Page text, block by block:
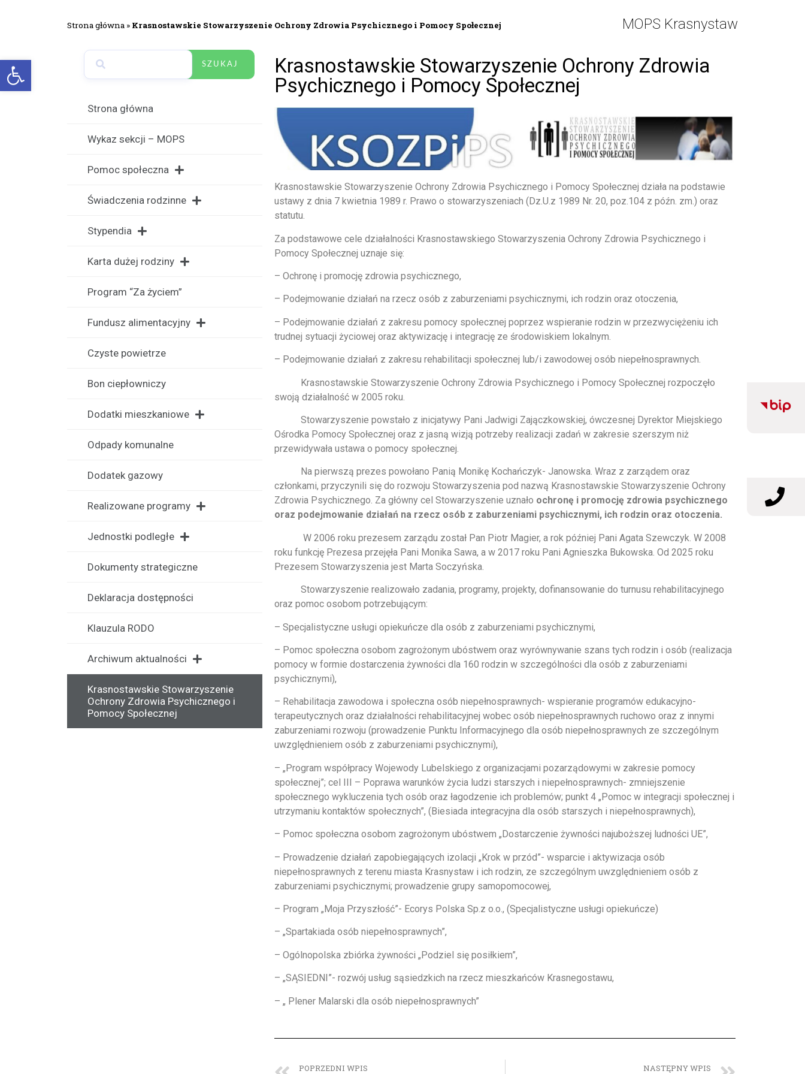
Open toolbar
Strona główna » Krasnostawskie Stowarzyszenie Ochrony Zdrowia Psychicznego i Pomocy Społecznej MOPS Krasnystaw
SZUKAJ
Strona główna
Wykaz sekcji – MOPS
Pomoc społeczna
Świadczenia rodzinne
Stypendia
Karta dużej rodziny
Program “Za życiem”
Fundusz alimentacyjny
Czyste powietrze
Bon ciepłowniczy
Dodatki mieszkaniowe
Odpady komunalne
Dodatek gazowy
Realizowane programy
Jednostki podległe
Dokumenty strategiczne
Deklaracja dostępności
Klauzula RODO
Archiwum aktualności
Krasnostawskie Stowarzyszenie
Ochrony Zdrowia Psychicznego i
Pomocy Społecznej
Krasnostawskie Stowarzyszenie Ochrony Zdrowia
Psychicznego i Pomocy Społecznej
Krasnostawskie Stowarzyszenie Ochrony Zdrowia Psychicznego i Pomocy Społecznej działa na podstawie
ustawy z dnia 7 kwietnia 1989 r. Prawo o stowarzyszeniach (Dz.U.z 1989 Nr. 20, poz.104 z późn. zm.) oraz
statutu.
Za podstawowe cele działalności Krasnostawskiego Stowarzyszenia Ochrony Zdrowia Psychicznego i
Pomocy Społecznej uznaje się:
– Ochronę i promocję zdrowia psychicznego,
– Podejmowanie działań na rzecz osób z zaburzeniami psychicznymi, ich rodzin oraz otoczenia,
– Podejmowanie działań z zakresu pomocy społecznej poprzez wspieranie rodzin w przezwyciężeniu ich
trudnej sytuacji życiowej oraz aktywizację i integrację ze środowiskiem lokalnym.
– Podejmowanie działań z zakresu rehabilitacji społecznej lub/i zawodowej osób niepełnosprawnych.
Krasnostawskie Stowarzyszenie Ochrony Zdrowia Psychicznego i Pomocy Społecznej rozpoczęło
swoją działalność w 2005 roku.
Stowarzyszenie powstało z inicjatywy Pani Jadwigi Zajączkowskiej, ówczesnej Dyrektor Miejskiego
Ośrodka Pomocy Społecznej oraz z jasną wizją potrzeby realizacji zadań w zakresie szerszym niż
przewidywała ustawa o pomocy społecznej.
Na pierwszą prezes powołano Panią Monikę Kochańczyk- Janowska. Wraz z zarządem oraz
członkami, przyczynili się do rozwoju Stowarzyszenia pod nazwą Krasnostawskie Stowarzyszenie Ochrony
Zdrowia Psychicznego. Za główny cel Stowarzyszenie uznało ochronę i promocję zdrowia psychicznego
oraz podejmowanie działań na rzecz osób z zaburzeniami psychicznymi, ich rodzin oraz otoczenia.
W 2006 roku prezesem zarządu został Pan Piotr Magier, a rok później Pani Agata Szewczyk. W 2008
roku funkcję Prezesa przejęła Pani Monika Sawa, a w 2017 roku Pani Agnieszka Bukowska. Od 2025 roku
Prezesem Stowarzyszenia jest Marta Soczyńska.
Stowarzyszenie realizowało zadania, programy, projekty, dofinansowanie do turnusu rehabilitacyjnego
oraz pomoc osobom potrzebującym:
– Specjalistyczne usługi opiekuńcze dla osób z zaburzeniami psychicznymi,
– Pomoc społeczna osobom zagrożonym ubóstwem oraz wyrównywanie szans tych rodzin i osób (realizacja
pomocy w formie dostarczenia żywności dla 160 rodzin w szczególności dla osób z zaburzeniami
psychicznymi),
– Rehabilitacja zawodowa i społeczna osób niepełnosprawnych- wspieranie programów edukacyjno-
terapeutycznych oraz działalności rehabilitacyjnej wobec osób niepełnosprawnych ruchowo oraz z innymi
zaburzeniami rozwoju (prowadzenie Punktu Informacyjnego dla osób niepełnosprawnych ze szczególnym
uwzględnieniem osób z zaburzeniami psychicznymi),
– „Program współpracy Wojewody Lubelskiego z organizacjami pozarządowymi w zakresie pomocy
społecznej”; cel III – Poprawa warunków życia ludzi starszych i niepełnosprawnych- zmniejszenie
społecznego wykluczenia tych osób oraz łagodzenie ich problemów; punkt 4 „Pomoc w integracji społecznej i
utrzymaniu kontaktów społecznych”, (Biesiada integracyjna dla osób starszych i niepełnosprawnych),
– Pomoc społeczna osobom zagrożonym ubóstwem „Dostarczenie żywności najuboższej ludności UE”,
– Prowadzenie działań zapobiegających izolacji „Krok w przód”- wsparcie i aktywizacja osób
niepełnosprawnych z terenu miasta Krasnystaw i ich rodzin, ze szczególnym uwzględnieniem osób z
zaburzeniami psychicznymi; prowadzenie grupy samopomocowej,
– Program „Moja Przyszłość”- Ecorys Polska Sp.z o.o., (Specjalistyczne usługi opiekuńcze)
– „Spartakiada osób niepełnosprawnych”,
– Ogólnopolska zbiórka żywności „Podziel się posiłkiem”,
– „SĄSIEDNI”- rozwój usług sąsiedzkich na rzecz mieszkańców Krasnegostawu,
– „ Plener Malarski dla osób niepełnosprawnych”
POPRZEDNI WPIS NASTĘPNY WPIS